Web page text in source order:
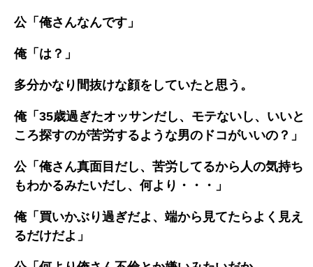
公「俺さんなんです」
俺「は？」
多分かなり間抜けな顔をしていたと思う。
俺「35歳過ぎたオッサンだし、モテないし、いいと
ころ探すのが苦労するような男のドコがいいの？」
公「俺さん真面目だし、苦労してるから人の気持ち
もわかるみたいだし、何より・・・」
俺「買いかぶり過ぎだよ、端から見てたらよく見え
るだけだよ」